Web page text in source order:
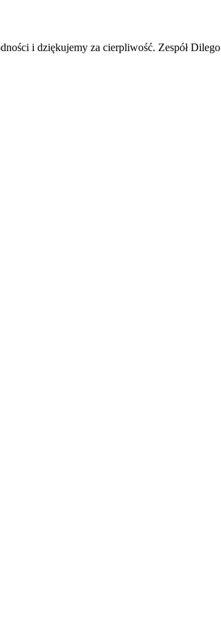
i dziękujemy za cierpliwość. Zespół Dilego